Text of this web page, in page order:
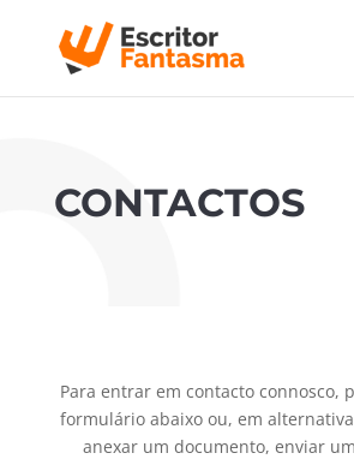
CONTACTOS
Para entrar em contacto connosco,
formulário abaixo ou, em
anexar um documento, enviar